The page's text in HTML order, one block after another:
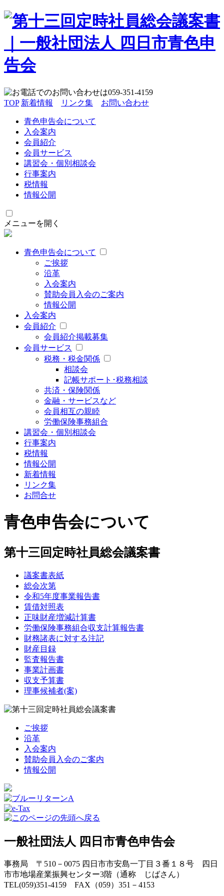
TOP 新着情報 リンク集 お問い合わせ
青色申告会について
入会案内
会員紹介
会員サービス
講習会・個別相談会
行事案内
税情報
情報公開
メニューを開く
青色申告会について
ご挨拶
沿革
入会案内
賛助会員入会のご案内
情報公開
入会案内
会員紹介
会員紹介掲載募集
会員サービス
税務・税金関係
相談会
記帳サポート･税務相談
共済・保険関係
金融・サービスなど
会員相互の親睦
労働保険事務組合
講習会・個別相談会
行事案内
税情報
情報公開
新着情報
リンク集
お問合せ
青色申告会について
第十三回定時社員総会議案書
議案書表紙
総会次第
令和5年度事業報告書
賃借対照表
正味財産増減計算書
労働保険事務組合収支計算報告書
財務諸表に対する注記
財産目録
監査報告書
事業計画書
収支予算書
理事候補者(案)
ご挨拶
沿革
入会案内
賛助会員入会のご案内
情報公開
一般社団法人 四日市青色申告会
事務局 〒510－0075 四日市市安島一丁目３番１８号 四日
市市地場産業振興センター3階（通称 じばさん）
TEL(059)351-4159 FAX（059）351－4153